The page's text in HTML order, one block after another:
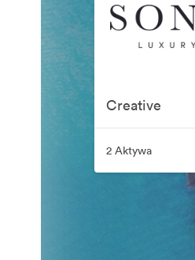
Creative
2 Aktywa